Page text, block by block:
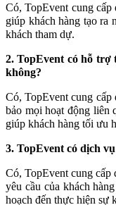
Có, TopEvent cung
giúp khách hàng tạo ra
khách tham dự.
2. TopEvent có hỗ trợ
không?
Có, TopEvent cung
bảo mọi hoạt động liên
giúp khách hàng tối ưu
3. TopEvent có dịch
Có, TopEvent cung cấp
yêu cầu của khách
hoạch đến thực hiện sự